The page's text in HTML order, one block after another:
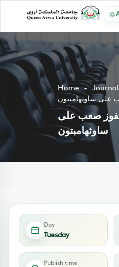
Home
Journal
على ساوثهامبتون
بفوز صعب على
ساوثهامبتون
Day
Tuesday
Publish time